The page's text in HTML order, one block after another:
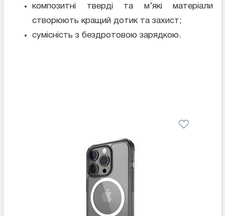
композитні тверді та м’які матеріали
створюють кращий дотик та захист;
сумісність з бездротовою зарядкою.